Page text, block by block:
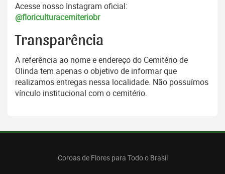
Acesse nosso Instagram oficial:
@floriculturacemiteriobr
Transparência
A referência ao nome e endereço do Cemitério de
Olinda tem apenas o objetivo de informar que
realizamos entregas nessa localidade. Não possuímos
vínculo institucional com o cemitério.
Coroas de Flores para Todo o Brasil